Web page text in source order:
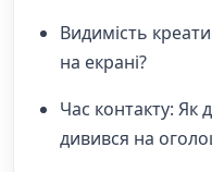
Видимість
на екрані?
Час контакту: Як
дивився на